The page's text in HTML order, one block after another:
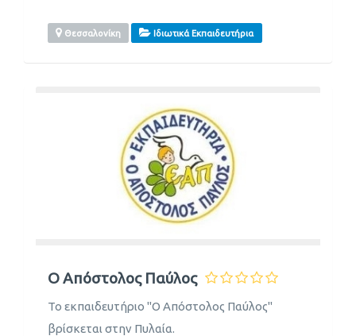
Θεσσαλονίκη Ιδιωτικά Εκπαιδευτήρια
Ο Απόστολος Παύλος
Το εκπαιδευτήριο "Ο Απόστολος Παύλος"
βρίσκεται στην Πυλαία.